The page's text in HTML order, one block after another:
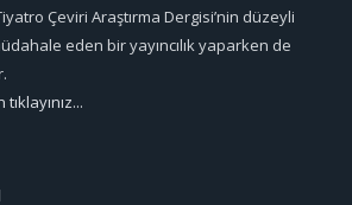
Çeviri Araştırma Dergisi’nin düzeyli
eden bir yayıncılık yaparken de